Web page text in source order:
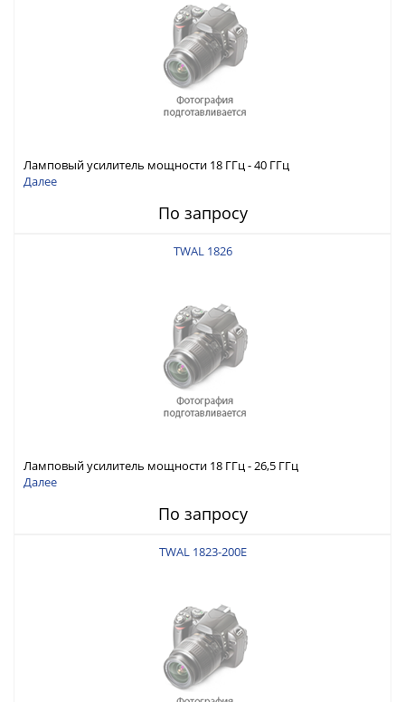
Ламповый усилитель мощности 18 ГГц - 40 ГГц
Далее
По запросу
TWAL 1826
Ламповый усилитель мощности 18 ГГц - 26,5 ГГц
Далее
По запросу
TWAL 1823-200E